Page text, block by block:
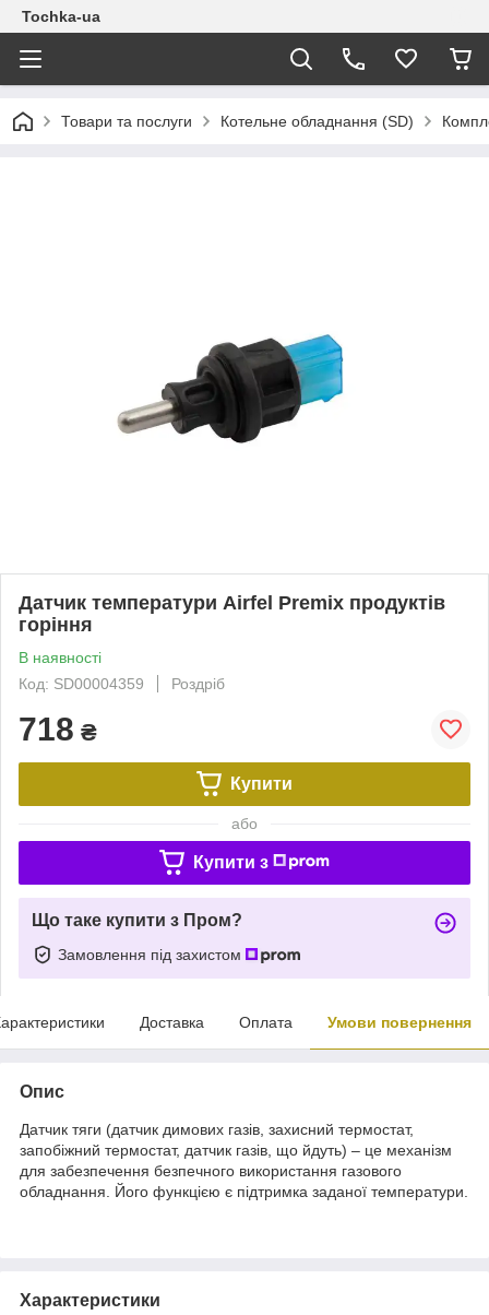
Tochka-ua
Товари та послуги Котельне обладнання (SD)
Датчик температури Airfel Premix продуктів
горіння
В наявності
Код: SD00004359
Роздріб
718 ₴
Купити
або
Купити з
Що таке купити з Пром?
Замовлення під захистом
Доставка Оплата Умови повернення
Опис
Датчик тяги (датчик димових газів, захисний термостат,
запобіжний термостат, датчик газів, що йдуть) – це механізм
для забезпечення безпечного використання газового
обладнання. Його функцією є підтримка заданої температури.
Характеристики